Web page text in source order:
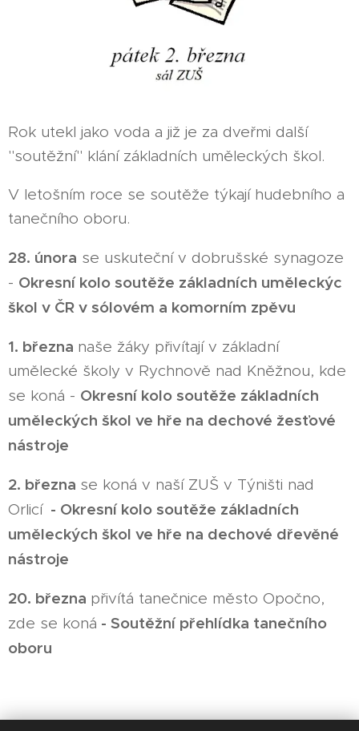
Rok utekl jako voda a již je za dveřmi další
"soutěžní" klání základních uměleckých škol.
V letošním roce se soutěže týkají hudebního a
tanečního oboru.
28. února se uskuteční v dobrušské synagoze
- Okresní kolo soutěže základních uměleckýc
škol v ČR v sólovém a komorním zpěvu
1. března naše žáky přivítají v základní
umělecké školy v Rychnově nad Kněžnou, kde
se koná - Okresní kolo soutěže základních
uměleckých škol ve hře na dechové žesťové
nástroje
2. března se koná v naší ZUŠ v Týništi nad
Orlicí - Okresní kolo soutěže základních
uměleckých škol ve hře na dechové dřevěné
nástroje
20. března přivítá tanečnice město Opočno,
zde se koná - Soutěžní přehlídka tanečního
oboru